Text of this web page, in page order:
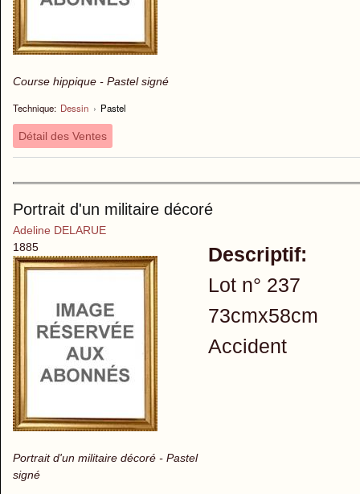
Course hippique - Pastel signé
Technique: Dessin › Pastel
Détail des Ventes
Portrait d'un militaire décoré
Adeline DELARUE
1885
Portrait d'un militaire décoré - Pastel
signé
Descriptif:
Lot n° 237
73cmx58cm
Accident